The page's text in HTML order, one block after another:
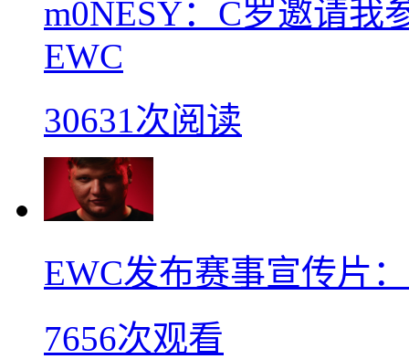
m0NESY：C罗邀请我
EWC
30631次阅读
EWC发布赛事宣传片
7656次观看